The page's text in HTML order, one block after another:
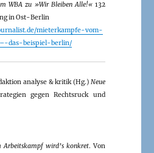
WBA zu »Wir Bleiben Alle!«132
in Ost-Berlin
mieterkampfe-vom-
das-beispiel-berlin/
analyse & kritik (Hg.) Neue
gegen Rechtsruck und
Arbeitskampf wird’s konkret. Von